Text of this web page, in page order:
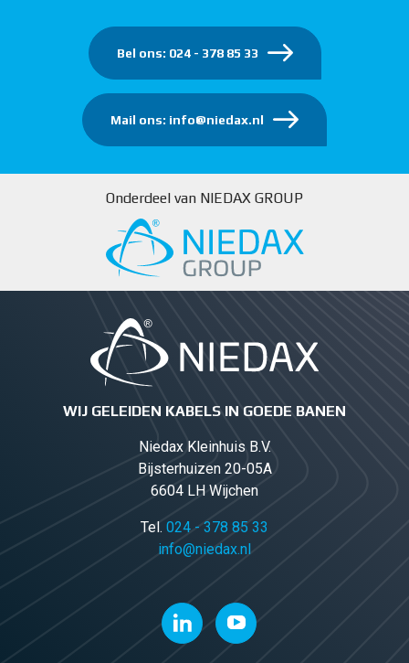
Bel ons: 024 - 378 85 33
Mail ons: info@niedax.nl
Onderdeel van NIEDAX GROUP
WIJ GELEIDEN KABELS IN GOEDE BANEN
Niedax Kleinhuis B.V.
Bijsterhuizen 20-05A
6604 LH Wijchen
Tel. 024 - 378 85 33
info@niedax.nl